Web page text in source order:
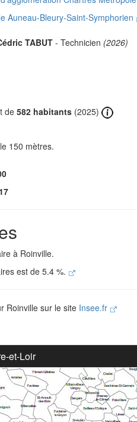
Auneau-Bleury-Saint-Symphorien
TABUT- Technicien (2026)
de 582 habitants (2025)
150 mètres.
à Roinville.
est de 5.4 %.
Roinville sur le site Insee.fr
et-Loir